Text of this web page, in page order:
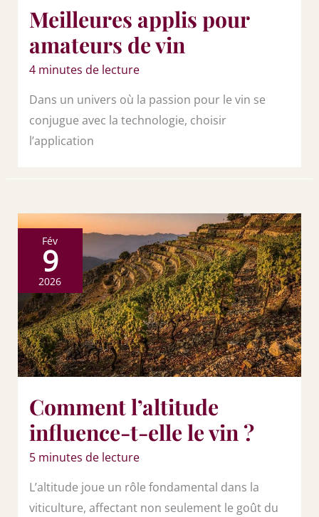
Meilleures applis pour
amateurs de vin
4 minutes de lecture
Dans un univers où la passion pour le vin se
conjugue avec la technologie, choisir
l’application
Fév
9
2026
Comment l’altitude
influence-t-elle le vin ?
5 minutes de lecture
L’altitude joue un rôle fondamental dans la
viticulture, affectant non seulement le goût du